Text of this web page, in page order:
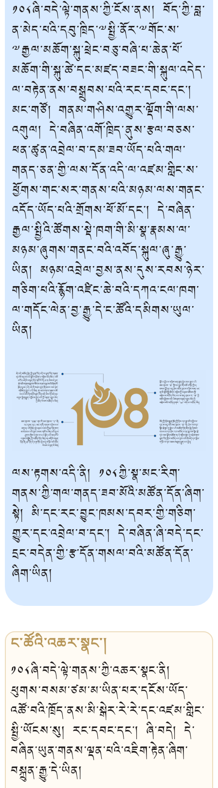
༡༠༨ཞི་བདེ་ལྟེ་གནས་ཀྱི་ངོས་ནས། བོད་ཀྱི་བླ་
ན་མེད་པའི་དབུ་ཁྲིད་༸སྤྱི་ནོར་༸གོང་ས་
༸རྒྱལ་མཆོག་སྐུ་ཕྲེང་བཅུ་བཞི་པ་ཆེན་པོ་
མཆོག་གི་སྐུ་ཚེ་དང་མཛད་བཟང་གི་སྐུལ་འདེད་
ལ་བརྟེན་ནས་བསྒྲུབས་པའི་རང་དབང་དང་།
མང་གཙོ། གནམ་གཤིས་འགྱུར་ལྡོག་གི་ལས་
འགུལ། དེ་བཞིན་འགོ་ཁྲིད་ནུས་རྩལ་བཅས་
ཕན་ཚུན་འབྲེལ་བ་དམ་ཟབ་ཡོད་པའི་གལ་
གནད་ཅན་གྱི་ལས་དོན་འདི་ལ་འཛམ་གླིང་ས་
ཕྱོགས་གང་སར་གནས་པའི་མཉམ་ལས་གནང་
འདོད་ཡོད་པའི་གྲོགས་ཕོ་མོ་དང་། དེ་བཞིན་
རྒྱལ་སྤྱིའི་ཚོགས་སྡེ་ཁག་གི་མི་སྣ་རྣམས་ལ་
མཉམ་ཞུགས་གནང་བའི་འབོད་སྐུལ་ཞུ་རྒྱུ་
ཡིན། མཉམ་འབྲེལ་བྱས་ནས་དུས་རབས་ཉེར་
གཅིག་པའི་རྙོག་འཛིང་ཆེ་བའི་དཀའ་ངལ་ཁག་
ལ་གདོང་ལེན་བྱ་རྒྱུ་དེ་ང་ཚོའི་དམིགས་ཡུལ་
ཡིན།
ལས་རྟགས་འདི་ནི། ༡༠༨ཀྱི་སྣ་མང་རིག་
གནས་ཀྱི་གལ་གནད་ཟབ་མོའི་མཚོན་དོན་ཞིག་
སྟེ། མི་དང་རང་བྱུང་ཁམས་དབར་གྱི་གཅིག་
གྱུར་དང་འབྲེལ་བ་དང་། དེ་བཞིན་ཞི་བདེ་དང་
དྲང་བདེན་གྱི་རྩ་དོན་གསལ་བའི་མཚོན་དོན་
ཞིག་ཡིན།
ང་ཚོའི་འཆར་སྣང་།
༡༠༨ཞི་བདེ་ལྟེ་གནས་ཀྱི་འཆར་སྣང་ནི།
ཕུགས་བསམ་ཙམ་མ་ཡིན་པར་དངོས་ཡོད་
འཚོ་བའི་ཁྲོད་ནས་མི་སྒེར་རེ་རེ་དང་འཛམ་གླིང་
སྤྱི་ཡོངས་སུ། རང་དབང་དང་། ཞི་བདེ། དེ་
བཞིན་ཡུན་གནས་ལྡན་པའི་འཇིག་རྟེན་ཞིག་
བསྐྲུན་རྒྱུ་དེ་ཡིན།